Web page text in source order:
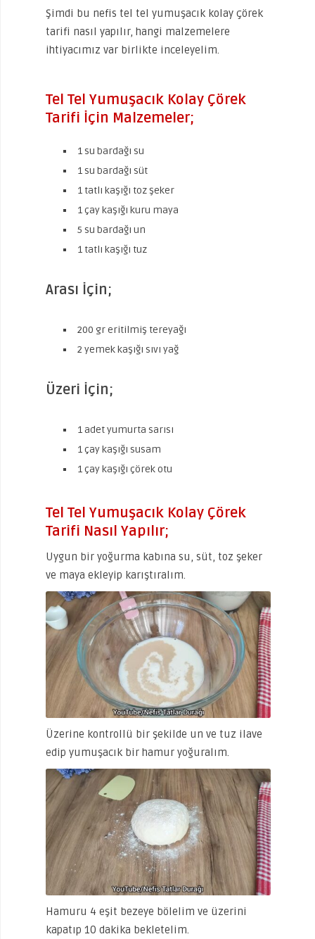
Şimdi bu nefis tel tel yumuşacık kolay çörek
tarifi nasıl yapılır, hangi malzemelere
ihtiyacımız var birlikte inceleyelim.
Tel Tel Yumuşacık Kolay Çörek
Tarifi İçin Malzemeler;
1 su bardağı su
1 su bardağı süt
1 tatlı kaşığı toz şeker
1 çay kaşığı kuru maya
5 su bardağı un
1 tatlı kaşığı tuz
Arası İçin;
200 gr eritilmiş tereyağı
2 yemek kaşığı sıvı yağ
Üzeri İçin;
1 adet yumurta sarısı
1 çay kaşığı susam
1 çay kaşığı çörek otu
Tel Tel Yumuşacık Kolay Çörek
Tarifi Nasıl Yapılır;
Uygun bir yoğurma kabına su, süt, toz şeker
ve maya ekleyip karıştıralım.
Üzerine kontrollü bir şekilde un ve tuz ilave
edip yumuşacık bir hamur yoğuralım.
Hamuru 4 eşit bezeye bölelim ve üzerini
kapatıp 10 dakika bekletelim.